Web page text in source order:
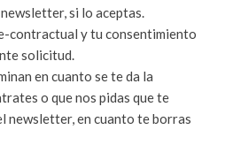
si lo aceptas.
contractual y tu consentimiento
solicitud.
en cuanto se te da la
o que nos pidas que te
newsletter, en cuanto te borras